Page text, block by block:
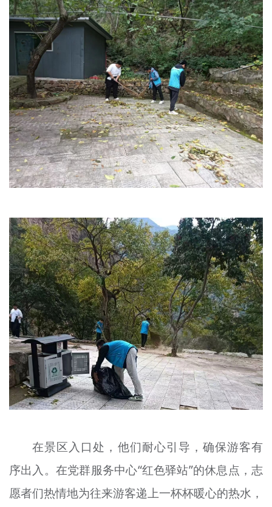
在景区入口处，他们耐心引导，确保游客有
序出入。在党群服务中心“红色驿站”的休息点，志
愿者们热情地为往来游客递上一杯杯暖心的热水，